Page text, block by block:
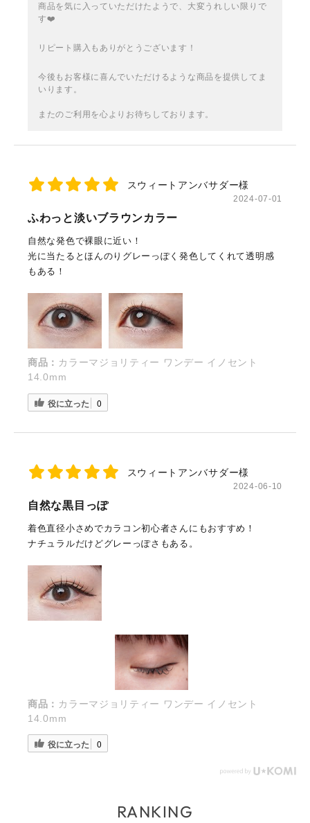
商品を気に入っていただけたようで、大変うれしい限りで
す❤️
リピート購入もありがとうございます！
今後もお客様に喜んでいただけるような商品を提供してま
いります。
またのご利用を心よりお待ちしております。
スウィートアンバサダー様
2024-07-01
ふわっと淡いブラウンカラー
自然な発色で裸眼に近い！
光に当たるとほんのりグレーっぽく発色してくれて透明感
もある！
商品： カラーマジョリティー ワンデー イノセント
14.0mm
役に立った 0
スウィートアンバサダー様
2024-06-10
自然な黒目っぽ
着色直径小さめでカラコン初心者さんにもおすすめ！
ナチュラルだけどグレーっぽさもある。
商品： カラーマジョリティー ワンデー イノセント
14.0mm
役に立った 0
RANKING